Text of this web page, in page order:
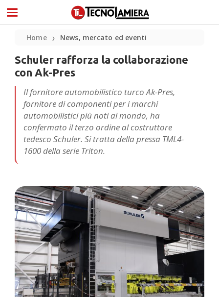
Home ❯ News, mercato ed eventi
Schuler rafforza la collaborazione
con Ak-Pres
Il fornitore automobilistico turco Ak-Pres,
fornitore di componenti per i marchi
automobilistici più noti al mondo, ha
confermato il terzo ordine al costruttore
tedesco Schuler. Si tratta della pressa TML4-
1600 della serie Triton.